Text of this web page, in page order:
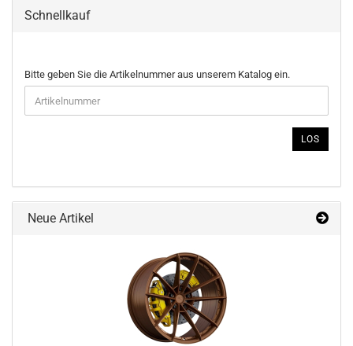
Schnellkauf
BITTE
GEBEN
SIE
DIE
EIN.
Bitte geben Sie die Artikelnummer aus unserem Katalog ein.
LOS
Neue Artikel